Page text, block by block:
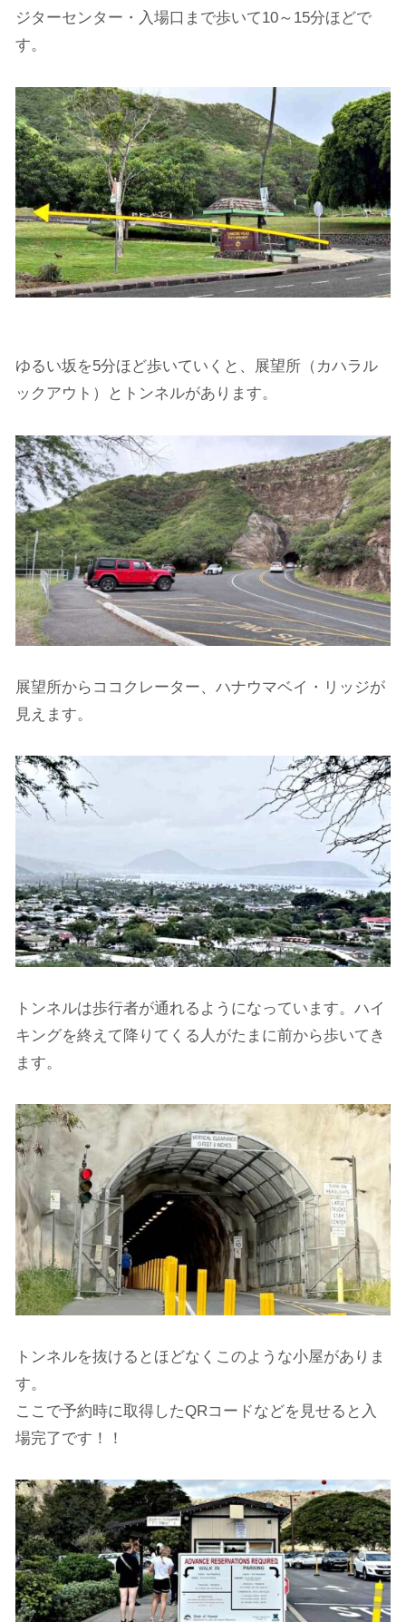
ジターセンター・入場口まで歩いて10～15分ほどで
す。
ゆるい坂を5分ほど歩いていくと、展望所（カハラル
ックアウト）とトンネルがあります。
展望所からココクレーター、ハナウマベイ・リッジが
見えます。
トンネルは歩行者が通れるようになっています。ハイ
キングを終えて降りてくる人がたまに前から歩いてき
ます。
トンネルを抜けるとほどなくこのような小屋がありま
す。
ここで予約時に取得したQRコードなどを見せると入
場完了です！！